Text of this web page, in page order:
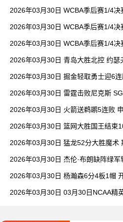
2026年03月30日 WCBA季后赛1/4决
2026年03月30日 WCBA季后赛1/4决
2026年03月30日 WCBA季后赛1/4决
2026年03月30日 青岛大胜北控 约瑟
2026年03月30日 掘金轻取勇士迎6
2026年03月30日 雷霆击败尼克斯
2026年03月30日 火箭送鹈鹕5连败
2026年03月30日 篮网大胜国王结束
2026年03月30日 猛龙52分大胜魔术
2026年03月30日 杰伦·布朗缺阵绿军
2026年03月30日 杨瀚森6分4板1帽
2026年03月30日 03月30日NCAA精